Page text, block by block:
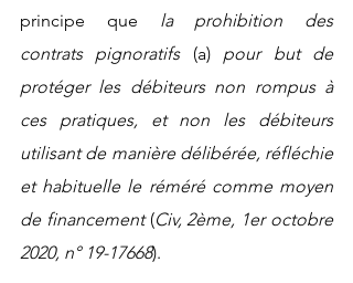
principe que la prohibition des
contrats pignoratifs (a) pour but de
protéger les débiteurs non rompus à
ces pratiques, et non les débiteurs
utilisant de manière délibérée, réfléchie
et habituelle le réméré comme moyen
de financement (Civ, 2ème, 1er octobre
2020, n° 19-17668).